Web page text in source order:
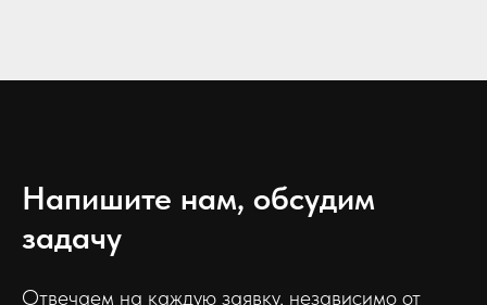
Напишите нам, обсудим
задачу
Отвечаем на каждую заявку, независимо от